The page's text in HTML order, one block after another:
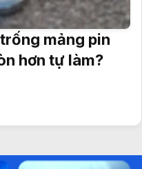
mảng pin
hơn tự làm?